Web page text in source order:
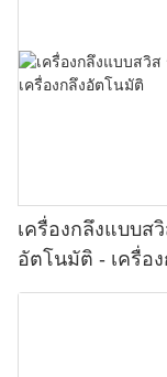
เครื่องกลึงแบบส
อัตโนมัติ - เครื่อ